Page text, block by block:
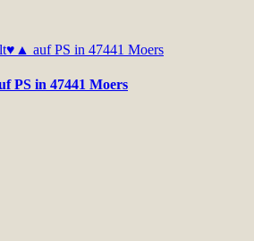
PS in 47441 Moers